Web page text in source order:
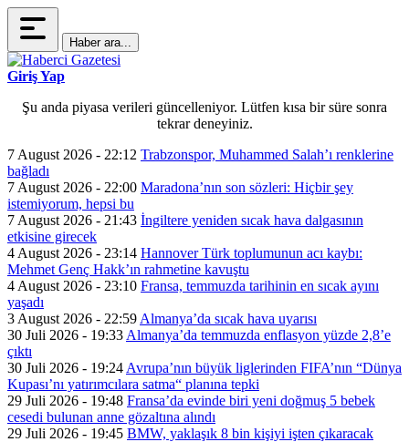
Haber ara...
Giriş Yap
Şu anda piyasa verileri güncelleniyor. Lütfen kısa bir süre sonra
tekrar deneyiniz.
7 August 2026 - 22:12 Trabzonspor, Muhammed Salah’ı renklerine
bağladı
7 August 2026 - 22:00 Maradona’nın son sözleri: Hiçbir şey
istemiyorum, hepsi bu
7 August 2026 - 21:43 İngiltere yeniden sıcak hava dalgasının
etkisine girecek
4 August 2026 - 23:14 Hannover Türk toplumunun acı kaybı:
Mehmet Genç Hakk’ın rahmetine kavuştu
4 August 2026 - 23:10 Fransa, temmuzda tarihinin en sıcak ayını
yaşadı
3 August 2026 - 22:59 Almanya’da sıcak hava uyarısı
30 Juli 2026 - 19:33 Almanya’da temmuzda enflasyon yüzde 2,8’e
çıktı
30 Juli 2026 - 19:24 Avrupa’nın büyük liglerinden FIFA’nın “Dünya
Kupası’nı yatırımcılara satma“ planına tepki
29 Juli 2026 - 19:48 Fransa’da evinde biri yeni doğmuş 5 bebek
cesedi bulunan anne gözaltına alındı
29 Juli 2026 - 19:45 BMW, yaklaşık 8 bin kişiyi işten çıkaracak